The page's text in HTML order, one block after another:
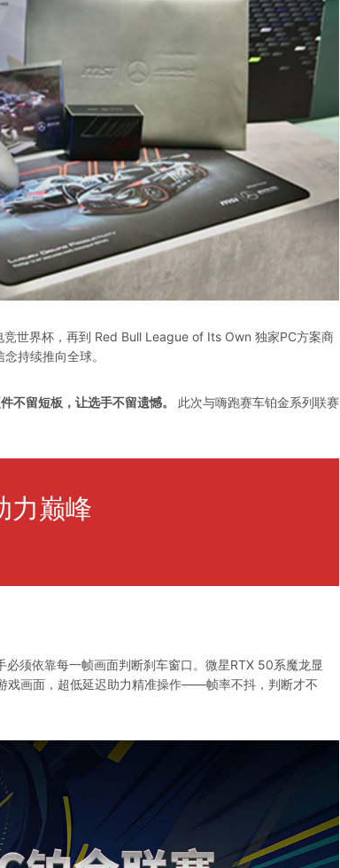
世界杯，再到 Red Bull League of Its Own 独家PC方案商
持续推向全球。
留短板，让选手不留遗憾。
此次与嗨跑赛车铂金系列联赛
力巅峰
须依靠每一帧画面判断刹车窗口。微星RTX 50系魔龙显
戏画面，超低延迟助力精准操作——帧率不抖，判断才不